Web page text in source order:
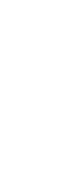
können
aber
als
Sie diese